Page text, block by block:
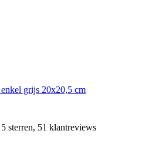
grijs 20x20,5 cm
sterren, 51 klantreviews